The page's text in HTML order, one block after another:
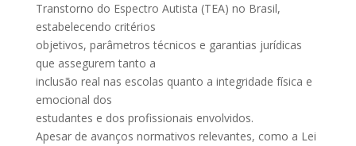
Transtorno do Espectro Autista (TEA) no Brasil,
estabelecendo critérios
objetivos, parâmetros técnicos e garantias jurídicas
que assegurem tanto a
inclusão real nas escolas quanto a integridade física e
emocional dos
estudantes e dos profissionais envolvidos.
Apesar de avanços normativos relevantes, como a Lei